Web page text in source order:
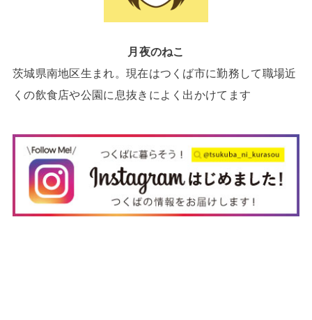
月夜のねこ
茨城県南地区生まれ。現在はつくば市に勤務して職場近
くの飲食店や公園に息抜きによく出かけてます